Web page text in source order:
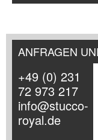
ANFRAGEN
+49 (0) 231
72 973 217
info@stucco-
royal.de